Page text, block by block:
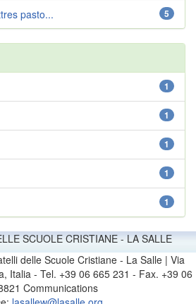
5
pasto...
1
1
1
1
1
SCUOLE CRISTIANE - LA SALLE
delle Scuole Cristiane - La Salle | Via
Italia - Tel. +39 06 665 231 - Fax. +39 06
Communications